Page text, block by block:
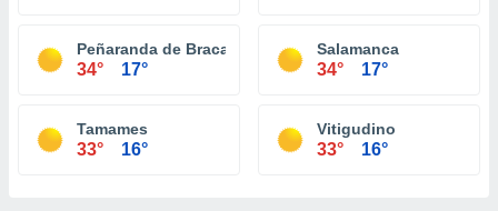
Peñaranda de Bracamonte
34° 17°
Salamanca
34° 17°
Tamames
33° 16°
Vitigudino
33° 16°